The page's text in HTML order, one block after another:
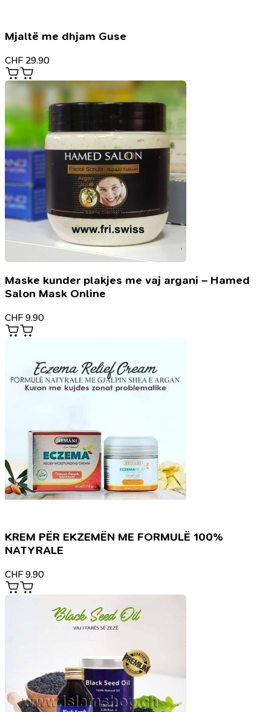
Mjaltë me dhjam Guse
CHF 29.90
Maske kunder plakjes me vaj argani – Hamed
Salon Mask Online
CHF 9.90
KREM PËR EKZEMËN ME FORMULË 100%
NATYRALE
CHF 9.90